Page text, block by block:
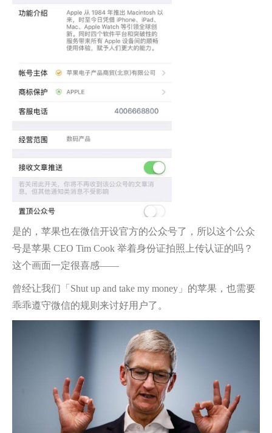
是的，苹果也在微信开设官方的公众号了，所以这个公众
号是苹果 CEO Tim Cook 举着身份证拍照上传认证的吗？
这个画面一定很喜感——
曾经让我们「Shut up and take my money」的苹果，也需要
乖乖遵守微信的规则来讨好用户了。